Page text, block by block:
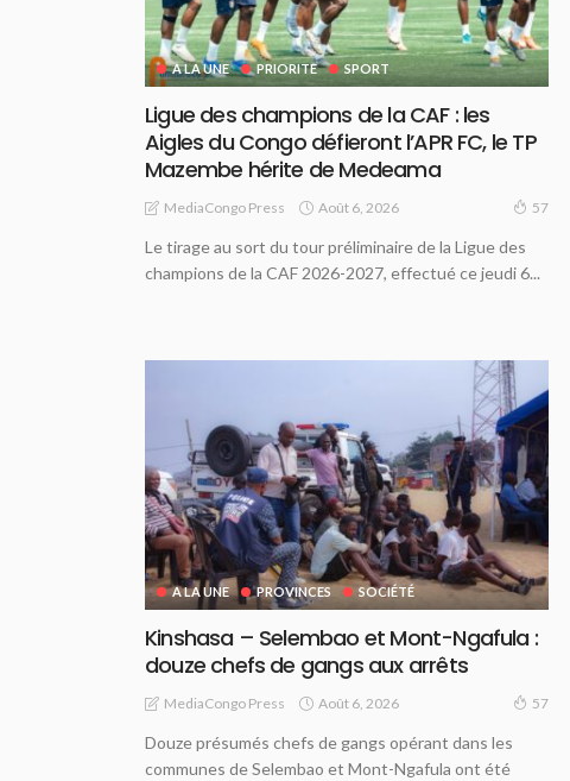
A LA UNE PRIORITE SPORT
Ligue des champions de la CAF : les
Aigles du Congo défieront l’APR FC, le TP
Mazembe hérite de Medeama
MediaCongo Press Août 6, 2026 57
Le tirage au sort du tour préliminaire de la Ligue des
champions de la CAF 2026-2027, effectué ce jeudi 6...
A LA UNE PROVINCES SOCIÉTÉ
Kinshasa – Selembao et Mont-Ngafula :
douze chefs de gangs aux arrêts
MediaCongo Press Août 6, 2026 57
Douze présumés chefs de gangs opérant dans les
communes de Selembao et Mont-Ngafula ont été